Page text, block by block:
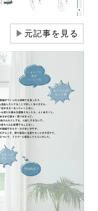
▶元記事を見る